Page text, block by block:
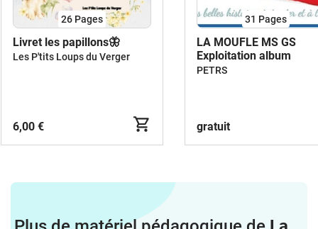
26 Pages
Livret les papillons🦋
Les P'tits Loups du Verger
6,00 €
31 Pages
LA MOUFLE MS GS
Exploitation album
PETRS
gratuit